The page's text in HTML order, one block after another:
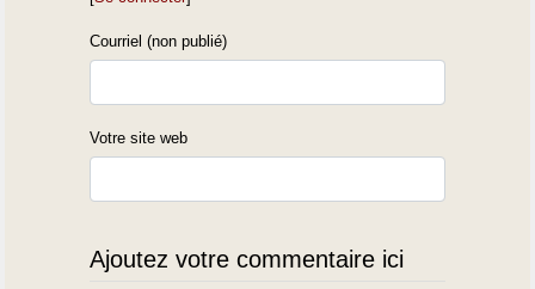
Nous pourrions apporter au Parc du Médoc nos lumières à ce sujet,
j’abonde dans le sens de Gaby ci-dessus.
Courriel (non publié)
Votre site web
Ajoutez votre commentaire ici